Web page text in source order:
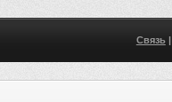
Связь|